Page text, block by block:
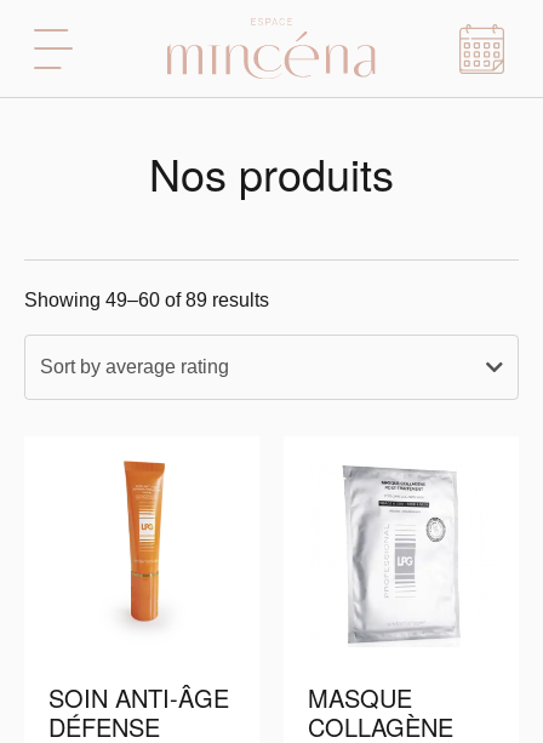
Nos produits
Showing 49–60 of 89 results
Sort by average rating
SOIN ANTI-ÂGE
DÉFENSE
MASQUE
COLLAGÈNE